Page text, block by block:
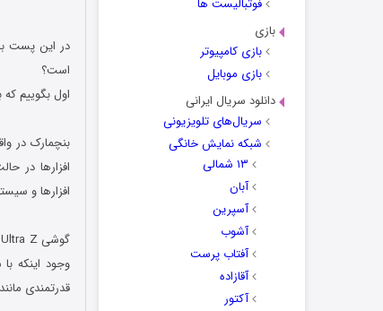
فوتبالیست ها
بازی
بازی کامپیوتر
بازی موبایل
دانلود سریال ایرانی
سریال‌های تلویزیونی
شبکه نمایش خانگی
۱۳ شمالی
آبان
آسپرین
آشوب
آفتاب پرست
آقازاده
آکتور
در این پست
است؟
اول بگوییم
بنچمارک در
افزارها و
قدرتمندی مانند پردازنده اسنپدراگون